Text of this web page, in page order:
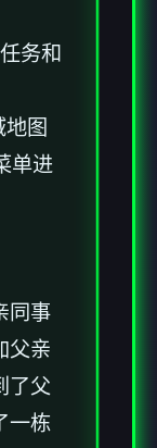
务和
图
单进
同事
父亲
了父
一栋